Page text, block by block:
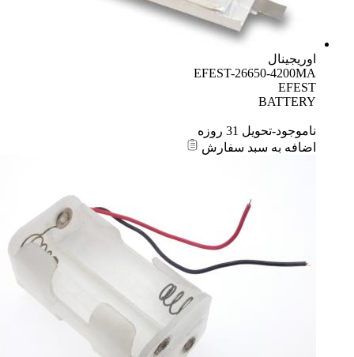
اوریجینال
EFEST-26650-4200MA
EFEST
BATTERY
ناموجود-تحویل 31 روزه
اضافه به سبد سفارش